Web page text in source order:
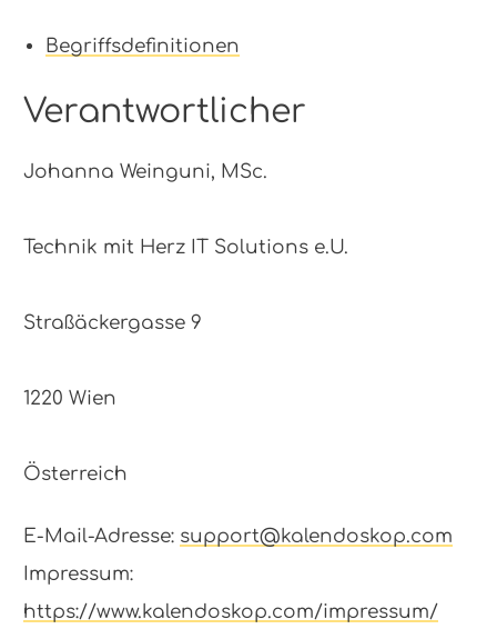
Begriffsdefinitionen
Verantwortlicher
Johanna Weinguni, MSc.
Technik mit Herz IT Solutions e.U.
Straßäckergasse 9
1220 Wien
Österreich
E-Mail-Adresse: support@kalendoskop.com
Impressum:
https://www.kalendoskop.com/impressum/